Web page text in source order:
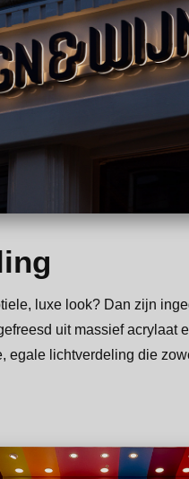
luxe look? Dan zijn
uit massief acrylaat
egale lichtverdeling die